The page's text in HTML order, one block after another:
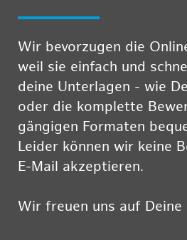
Wir bevorzugen die
weil sie einfach und
deine Unterlagen - wie
oder die komplette
gängigen Formaten
Leider können wir keine
E-Mail akzeptieren.
Wir freuen uns auf Deine